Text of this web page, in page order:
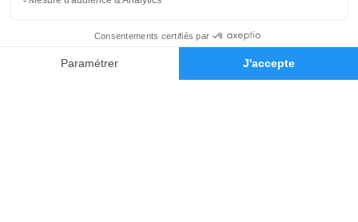
Demande de devis
5/5 – 100 avis
Organiser des obsèques
Monuments funéraires
Liens utiles
Avis de décès
Demande de rendez-vous